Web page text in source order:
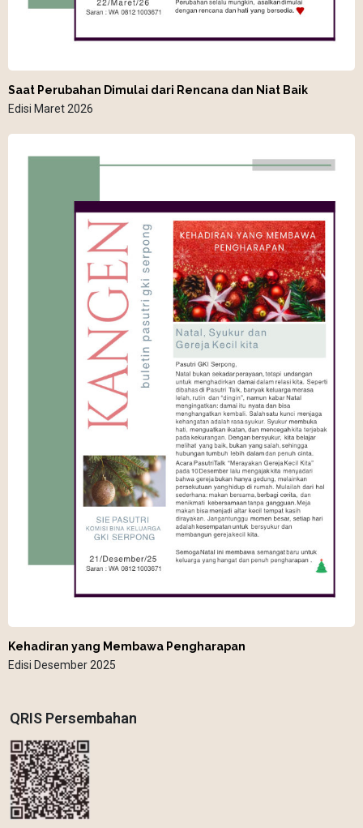
Saat Perubahan Dimulai dari Rencana dan Niat Baik
Edisi Maret 2026
Kehadiran yang Membawa Pengharapan
Edisi Desember 2025
QRIS Persembahan